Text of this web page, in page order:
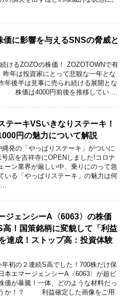
価に影響を与えるSNSの脅威と
るZOZOの株価！ ZOZOTOWNで有
昨年は投資家にとって悲観な一年とな
年後半は見事に売られ続ける展開とな
株価は4000円前後を推移してい …
テーキVSいきなりステーキ！
円の魅力について解説
やっぱりステーキ」がついに
店を吉祥寺にOPENしました!コロナ
ーン業界が厳しい中、乗りにのって急
いる「やっぱりステーキ」の魅力は何
…
ジェンシーA〈6063〉の株価
高！国策銘柄に変貌して「利益
達成！ストップ高：投資体験
連続S高でした！700株だけ保
本エマージェンシーA〈6063〉が超ビ
価が暴騰！一体、どのような材料だっ
か！？ 利益確定した画像をご用